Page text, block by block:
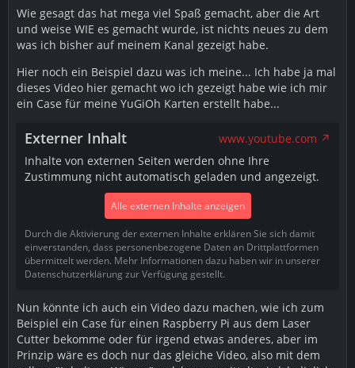
Wie gesagt das hat mega viel Spaß gemacht, aber die Art
und weise WIE es gemacht wurde, ist nichts neues zu dem
was ich bisher auf meinem Kanal gezeigt habe.
Hier noch ein Beispiel dazu was ich meine... Ich habe ja mal
dieses Video hier gemacht wo ich gezeigt habe wie ich mir
ein Case für meine YuGiOh Karten erstellt habe...
Externer Inhalt
www.youtube.com
Inhalte von externen Seiten werden ohne Ihre
Zustimmung nicht automatisch geladen und angezeigt.
Alle externen Inhalte anzeigen
Durch die Aktivierung der externen Inhalte erklären Sie sich damit
einverstanden, dass personenbezogene Daten an Drittplattformen
übermittelt werden. Mehr Informationen dazu haben wir in unserer
Datenschutzerklärung zur Verfügung gestellt.
Nun könnte ich auch ein Video dazu machen, wie ich zum
Beispiel ein Case für einen Raspberry Pi aus dem Laser
Cutter bekomme oder für irgend etwas anderes, aber im
Prinzip wäre es doch nur das gleiche Video, also mit dem